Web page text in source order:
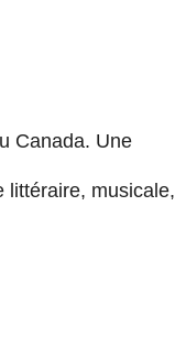
Canada. Une
littéraire, musicale,